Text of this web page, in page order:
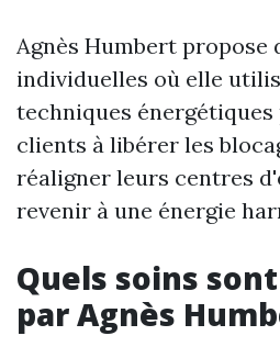
Agnès Humbert propose
individuelles où elle
techniques énergétiques
clients à libérer les
réaligner leurs centres
revenir à une énergie
Quels soins
par Agnès